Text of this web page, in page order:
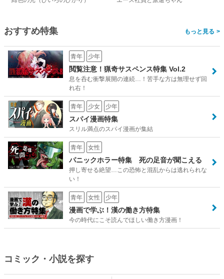
おすすめ特集 >
青年 少年
閲覧注意！猟奇サスペンス特集 Vol.2
息を呑む衝撃展開の連続…！苦手な方は無理せず回
れ右！
青年 少女 少年
スパイ漫画特集
スリル満点のスパイ漫画が集結
青年 女性
パニックホラー特集 死の足音が聞こえる
押し寄せる絶望…この恐怖と混乱からは逃れられな
い！
青年 女性 少年
漫画で学ぶ！漢の働き方特集
今の時代にこそ読んでほしい働き方漫画！
コミック・小説を探す